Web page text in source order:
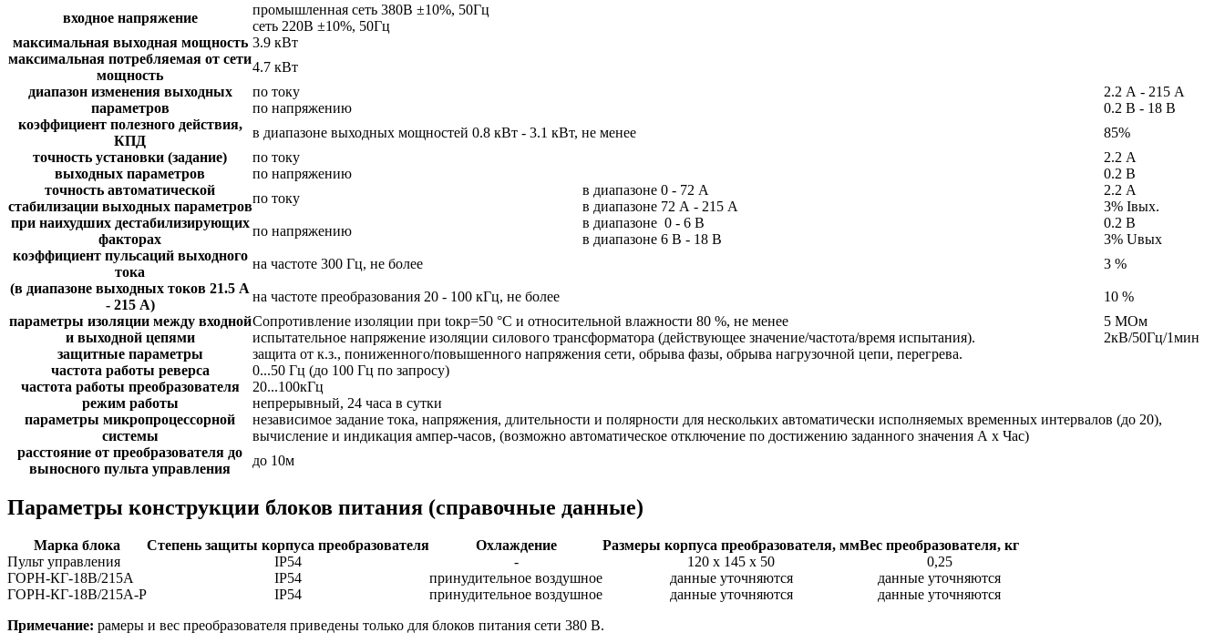
входное напряжение
промышленная сеть 380В ±10%, 50Гц
сеть 220В ±10%, 50Гц
максимальная выходная мощность 3.9 кВт
максимальная потребляемая от сети
мощность
4.7 кВт
диапазон изменения выходных
параметров
по току
2.2 А - 215 А
по напряжению
0.2 В - 18 В
коэффициент полезного действия,
КПД
в диапазоне выходных мощностей 0.8 кВт - 3.1 кВт, не менее
85%
точность установки (задание)
выходных параметров
по току
2.2 А
по напряжению
0.2 В
точность автоматической
стабилизации выходных параметров
при наихудших дестабилизирующих
факторах
по току
в диапазоне 0 - 72 А
2.2 А
в диапазоне 72 А - 215 А
3% Iвых.
по напряжению
в диапазоне 0 - 6 В
0.2 В
в диапазоне 6 В - 18 В
3% Uвых
коэффициент пульсаций выходного
тока
(в диапазоне выходных токов 21.5 А
- 215 А)
на частоте 300 Гц, не более 3 %
на частоте преобразования 20 - 100 кГц, не более
10 %
параметры изоляции между входной
и выходной цепями
Сопротивление изоляции при tокр=50 °С и относительной влажности 80 %, не менее
5 МОм
испытательное напряжение изоляции силового трансформатора (действующее значение/частота/время испытания).
2кВ/50Гц/1мин
защитные параметры
защита от к.з., пониженного/повышенного напряжения сети, обрыва фазы, обрыва нагрузочной цепи, перегрева.
частота работы реверса
0...50 Гц (до 100 Гц по запросу)
частота работы преобразователя
20...100кГц
режим работы
непрерывный, 24 часа в сутки
параметры микропроцессорной
системы
независимое задание тока, напряжения, длительности и полярности для нескольких автоматически исполняемых временных интервалов (до 20),
вычисление и индикация ампер-часов, (возможно автоматическое отключение по достижению заданного значения А х Час)
расстояние от преобразователя до
выносного пульта управления
до 10м
Параметры конструкции блоков питания (справочные данные)
Марка блока Степень защиты корпуса преобразователя Охлаждение Размеры корпуса преобразователя, ммВес преобразователя, кг
Пульт управления
IP54 - 120 х 145 х 50
0,25
ГОРН-КГ-18В/215А
IP54 принудительное воздушное данные уточняются
данные уточняются
ГОРН-КГ-18В/215А-Р
IP54 принудительное воздушное данные уточняются
данные уточняются
Примечание: рамеры и вес преобразователя приведены только для блоков питания сети 380 В.